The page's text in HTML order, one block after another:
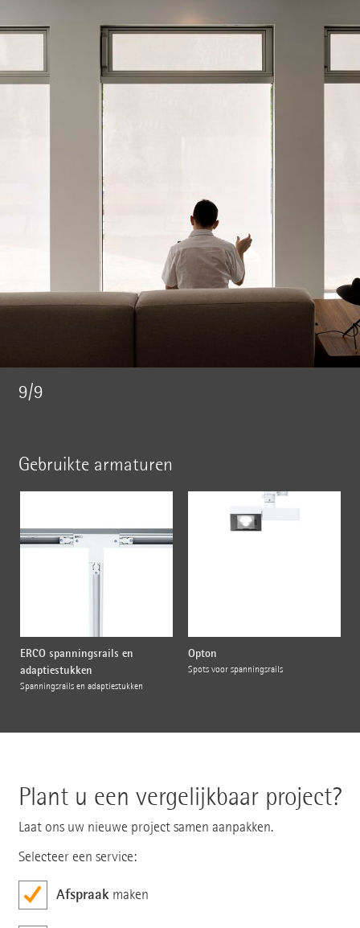
9/9
Gebruikte armaturen
ERCO spanningsrails en
adaptiestukken
Spanningsrails en adaptiestukken
Opton
Spots voor spanningsrails
Plant u een vergelijkbaar project?
Laat ons uw nieuwe project samen aanpakken.
Selecteer een service:
Afspraakmaken